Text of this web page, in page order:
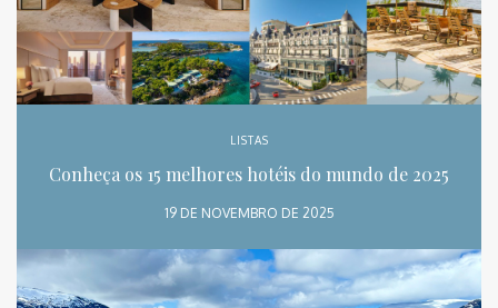
LISTAS
Conheça os 15 melhores hotéis do mundo de 2025
19 DE NOVEMBRO DE 2025